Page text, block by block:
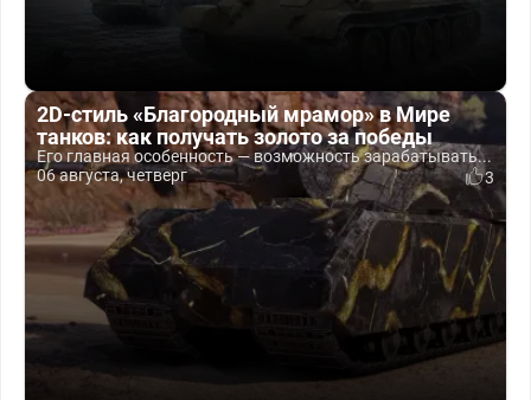
2D-стиль «Благородный мрамор» в Мире
танков: как получать золото за победы
Его главная особенность — возможность зарабатывать...
06 августа, четверг
3